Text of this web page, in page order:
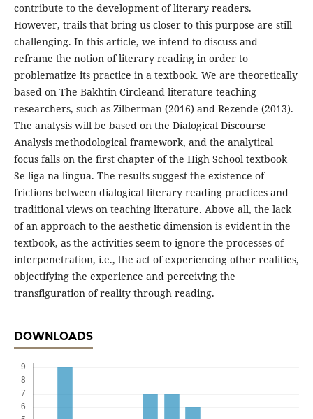
contribute to the development of literary readers.
However, trails that bring us closer to this purpose are still
challenging. In this article, we intend to discuss and
reframe the notion of literary reading in order to
problematize its practice in a textbook. We are theoretically
based on The Bakhtin Circleand literature teaching
researchers, such as Zilberman (2016) and Rezende (2013).
The analysis will be based on the Dialogical Discourse
Analysis methodological framework, and the analytical
focus falls on the first chapter of the High School textbook
Se liga na língua. The results suggest the existence of
frictions between dialogical literary reading practices and
traditional views on teaching literature. Above all, the lack
of an approach to the aesthetic dimension is evident in the
textbook, as the activities seem to ignore the processes of
interpenetration, i.e., the act of experiencing other realities,
objectifying the experience and perceiving the
transfiguration of reality through reading.
DOWNLOADS